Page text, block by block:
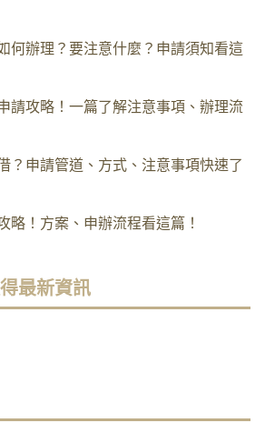
何辦理？要注意什麼？申請須知看這
請攻略！一篇了解注意事項、辦理流
？申請管道、方式、注意事項快速了
略！方案、申辦流程看這篇！
最新資訊